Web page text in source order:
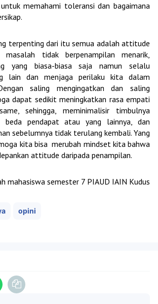
memahami toleransi dan bagaimana
terpenting dari itu semua adalah attitude
masalah tidak berpenampilan menarik,
yang biasa-biasa saja namun selalu
lain dan menjaga perilaku kita dalam
saling mengingatkan dan saling
dapat sedikit meningkatkan rasa empati
sehingga, meminimalisir timbulnya
beda pendapat atau yang lainnya, dan
sebelumnya tidak terulang kembali. Yang
kita bisa merubah mindset kita bahwa
attitude daripada penampilan.
mahasiswa semester 7 PIAUD IAIN Kudus
opini